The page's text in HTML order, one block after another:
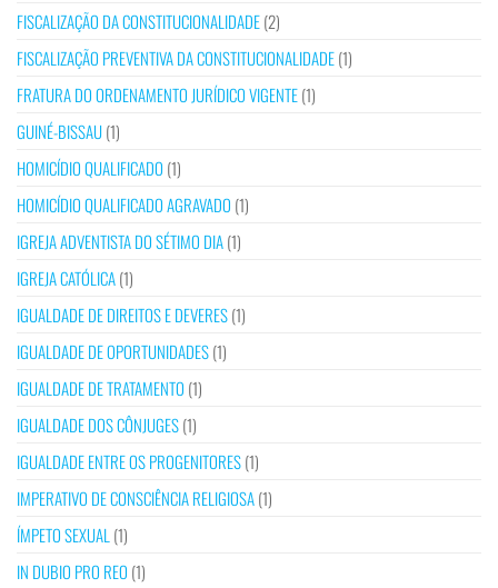
FISCALIZAÇÃO DA CONSTITUCIONALIDADE(2)
FISCALIZAÇÃO PREVENTIVA DA CONSTITUCIONALIDADE(1)
FRATURA DO ORDENAMENTO JURÍDICO VIGENTE(1)
GUINÉ-BISSAU(1)
HOMICÍDIO QUALIFICADO (1)
HOMICÍDIO QUALIFICADO AGRAVADO (1)
IGREJA ADVENTISTA DO SÉTIMO DIA(1)
IGREJA CATÓLICA(1)
IGUALDADE DE DIREITOS E DEVERES(1)
IGUALDADE DE OPORTUNIDADES(1)
IGUALDADE DE TRATAMENTO (1)
IGUALDADE DOS CÔNJUGES(1)
IGUALDADE ENTRE OS PROGENITORES(1)
IMPERATIVO DE CONSCIÊNCIA RELIGIOSA(1)
ÍMPETO SEXUAL (1)
IN DUBIO PRO REO (1)